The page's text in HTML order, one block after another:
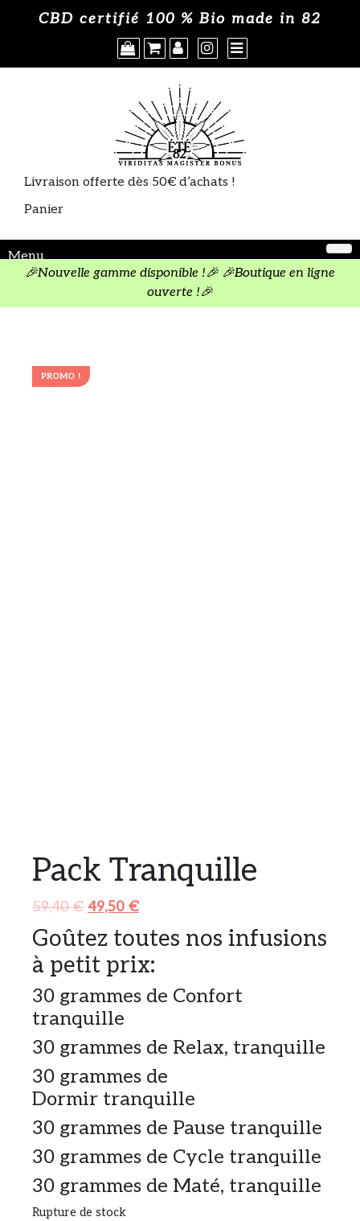
CBD certifié 100 % Bio made in 82
Livraison offerte dès 50€ d’achats !
Panier
Menu
🎉Nouvelle gamme disponible !🎉 🎉Boutique en ligne
ouverte !🎉
PROMO !
Pack Tranquille
59,40€ Le
initial
était :
59,40 €.
49,50 €Le
prix
actuel
est :
49,50 €.
Goûtez toutes nos infusions
à petit prix:
30 grammes de Confort
tranquille
30 grammes de Relax, tranquille
30 grammes de
Dormir tranquille
30 grammes de Pause tranquille
30 grammes de Cycle tranquille
30 grammes de Maté, tranquille
Rupture de stock
×
Où acheter
A propos
Politique de cookies